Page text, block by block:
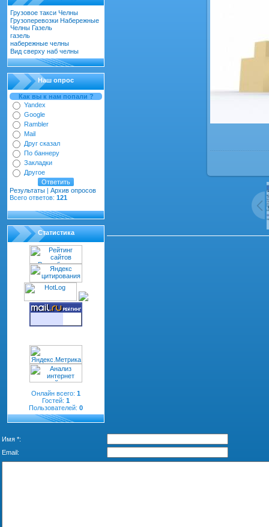
Грузовое такси Челны
Грузоперевозки Набережные
Челны Газель
газель
набережные челны
Вид сверху наб челны
Наш опрос
Как вы к нам попали ?
Yandex
Google
Rambler
Mail
Друг сказал
По баннеру
Закладки
Другое
Результаты | Архив опросов
Всего ответов: 121
Статистика
Онлайн всего: 1
Гостей: 1
Пользователей: 0
Имя *:
Email: